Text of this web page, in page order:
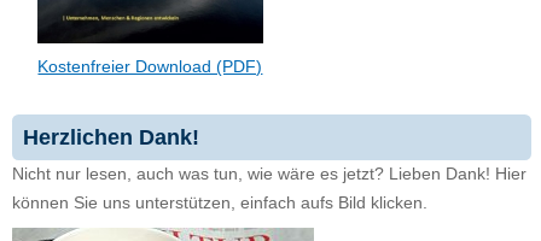
Kostenfreier Download (PDF)
Herzlichen Dank!
Nicht nur lesen, auch was tun, wie wäre es jetzt? Lieben Dank! Hier
können Sie uns unterstützen, einfach aufs Bild klicken.